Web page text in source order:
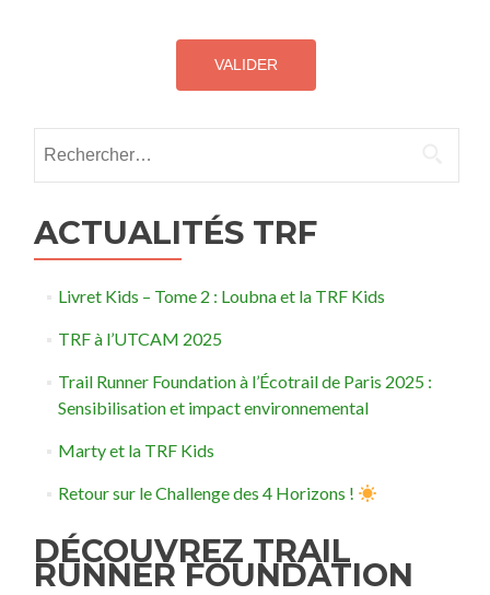
ACTUALITÉS TRF
Livret Kids – Tome 2 : Loubna et la TRF Kids
TRF à l’UTCAM 2025
Trail Runner Foundation à l’Écotrail de Paris 2025 :
Sensibilisation et impact environnemental
Marty et la TRF Kids
Retour sur le Challenge des 4 Horizons !
DÉCOUVREZ TRAIL
RUNNER FOUNDATION